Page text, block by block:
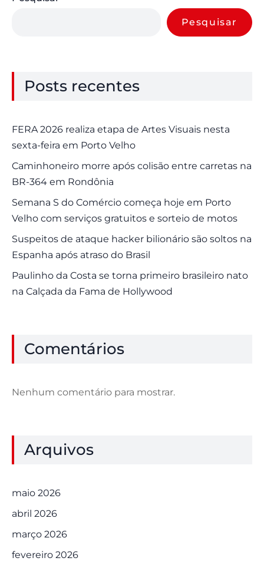
Pesquisar
Posts recentes
FERA 2026 realiza etapa de Artes Visuais nesta
sexta-feira em Porto Velho
Caminhoneiro morre após colisão entre carretas na
BR-364 em Rondônia
Semana S do Comércio começa hoje em Porto
Velho com serviços gratuitos e sorteio de motos
Suspeitos de ataque hacker bilionário são soltos na
Espanha após atraso do Brasil
Paulinho da Costa se torna primeiro brasileiro nato
na Calçada da Fama de Hollywood
Comentários
Nenhum comentário para mostrar.
Arquivos
maio 2026
abril 2026
março 2026
fevereiro 2026